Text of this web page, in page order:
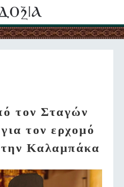
τον Σταγών
τον ερχομό
Καλαμπάκα